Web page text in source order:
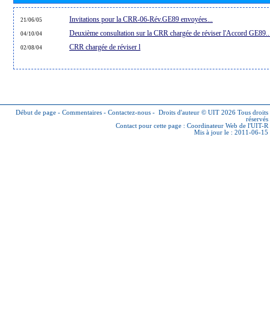
21/06/05 Invitations pour la CRR-06-Rév.GE89 envoyées...
04/10/04 Deuxième consultation sur la CRR chargée de réviser l'Accord
02/08/04 CRR chargée de réviser l
Début de page - Commentaires - Contactez-nous - Droits d'auteur © UIT 2026 Tous droits
réservés
Contact pour cette page : Coordinateur Web de l'UIT-R
Mis à jour le : 2011-06-15